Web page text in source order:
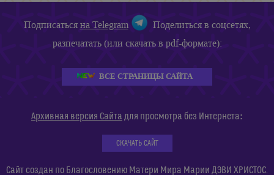
Подписатьсяна Telegram
Поделиться в соцсетях,
разпечатать (или скачать в pdf-формате):
ВСЕ СТРАНИЦЫ САЙТА
Архивная версия Сайта для просмотра без Интернета:
СКАЧАТЬ САЙТ
Сайт создан по Благословению Матери Мира Марии ДЭВИ ХРИСТОС.